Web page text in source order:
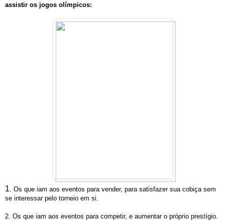
assistir os jogos olímpicos:
1. Os que iam aos eventos para vender, para satisfazer sua cobiça sem
se interessar pelo torneio em si.
2. Os que iam aos eventos para competir, e aumentar o próprio prestígio.